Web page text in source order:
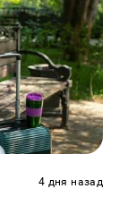
4 дня назад